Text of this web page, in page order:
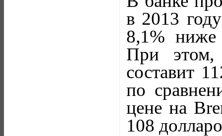
в 2013
8,1% ниже
При этом,
составит
по
цене на
108